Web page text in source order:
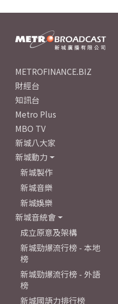
METROFINANCE.BIZ
財經台
知訊台
Metro Plus
MBO TV
新城八大家
新城動力
新城製作
新城音樂
新城娛樂
新城音統會
成立原意及架構
新城勁爆流行榜 - 本地
榜
新城勁爆流行榜 - 外語
榜
新城國語力排行榜